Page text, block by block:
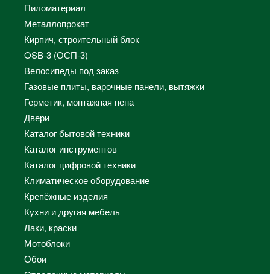
Пиломатериал
Металлопрокат
Кирпич, строительный блок
OSB-3 (ОСП-3)
Велосипеды под заказ
Газовые плиты, варочные панели, вытяжки
Герметик, монтажная пена
Двери
Каталог бытовой техники
Каталог инструментов
Каталог цифровой техники
Климатическое оборудование
Крепёжные изделия
Кухни и другая мебель
Лаки, краски
Мотоблоки
Обои